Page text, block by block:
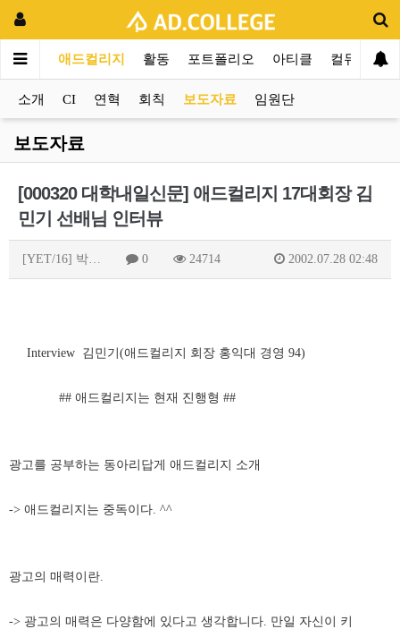
애드컬리지 활동 포트폴리오 아티클 컬뮤니티
소개 CI 연혁 회칙 보도자료 임원단
보도자료
[000320 대학내일신문] 애드컬리지 17대회장 김
민기 선배님 인터뷰
[YET/16] 박… 0 24714 2002.07.28 02:48
Interview 김민기(애드컬리지 회장 홍익대 경영 94)
## 애드컬리지는 현재 진행형 ##
광고를 공부하는 동아리답게 애드컬리지 소개
-> 애드컬리지는 중독이다. ^^
광고의 매력이란.
-> 광고의 매력은 다양함에 있다고 생각합니다. 만일 자신이 키